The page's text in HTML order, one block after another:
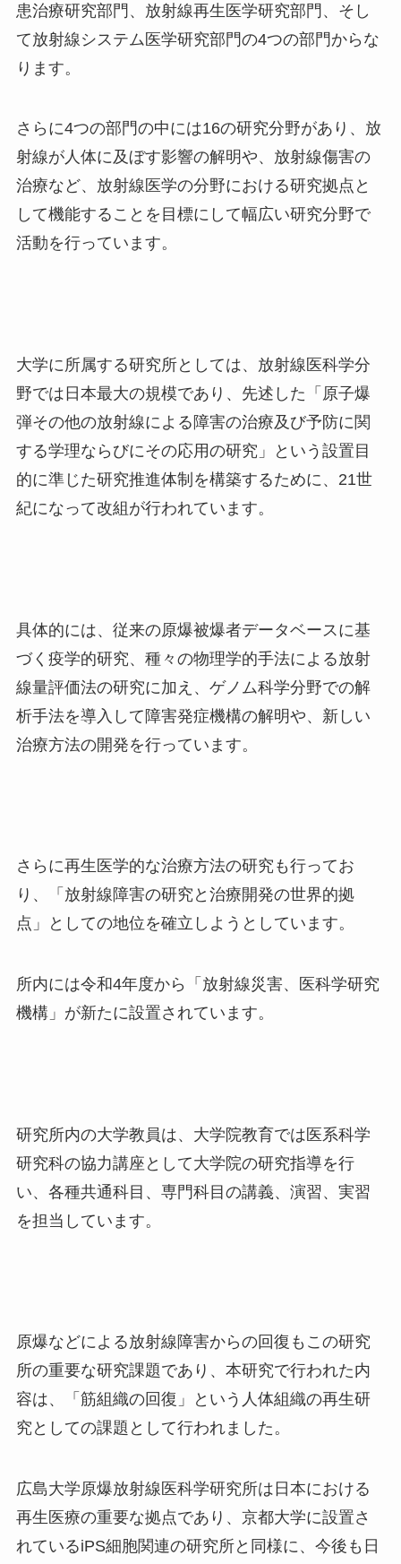
患治療研究部門、放射線再生医学研究部門、そし
て放射線システム医学研究部門の4つの部門からな
ります。
さらに4つの部門の中には16の研究分野があり、放
射線が人体に及ぼす影響の解明や、放射線傷害の
治療など、放射線医学の分野における研究拠点と
して機能することを目標にして幅広い研究分野で
活動を行っています。
大学に所属する研究所としては、放射線医科学分
野では日本最大の規模であり、先述した「原子爆
弾その他の放射線による障害の治療及び予防に関
する学理ならびにその応用の研究」という設置目
的に準じた研究推進体制を構築するために、 21世
紀になって改組が行われています。
具体的には、従来の原爆被爆者データベースに基
づく疫学的研究、種々の物理学的手法による放射
線量評価法の研究に加え、ゲノム科学分野での解
析手法を導入して障害発症機構の解明や、新しい
治療方法の開発を行っています。
さらに再生医学的な治療方法の研究も行ってお
り、「放射線障害の研究と治療開発の世界的拠
点」としての地位を確立しようとしています。
所内には令和4年度から「放射線災害、医科学研究
機構」が新たに設置されています。
研究所内の大学教員は、大学院教育では医系科学
研究科の協力講座として大学院の研究指導を行
い、各種共通科目、専門科目の講義、演習、実習
を担当しています。
原爆などによる放射線障害からの回復もこの研究
所の重要な研究課題であり、本研究で行われた内
容は、「筋組織の回復」という人体組織の再生研
究としての課題として行われました。
広島大学原爆放射線医科学研究所は日本における
再生医療の重要な拠点であり、京都大学に設置さ
れているiPS細胞関連の研究所と同様に、今後も日